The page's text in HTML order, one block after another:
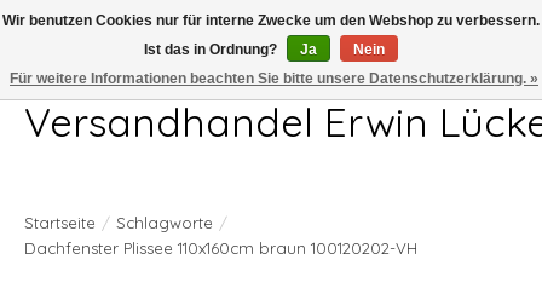
Telefon 04407 715872 MO-DO 7.00-17.00Uhr FR 7.00-13.00Uhr
Versandhandel Erwin
Startseite / Schlagworte /
Dachfenster Plissee 110x160cm braun 100120202-VH
Wir benutzen Cookies nur für interne Zwecke um den Webshop zu verbessern.
Ist das in Ordnung?
Ja
Nein
Für weitere Informationen beachten Sie bitte unsere Datenschutzerklärung. »